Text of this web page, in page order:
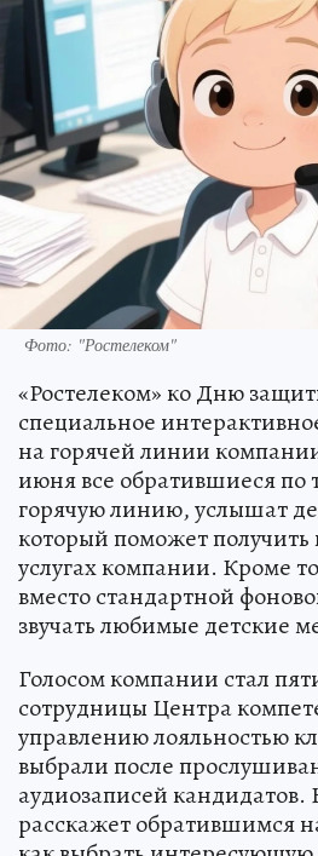
Фото: "Ростелеком"
«Ростелеком» ко Дню
специальное
на горячей линии
июня все обратившиеся по
горячую линию, услышат
который поможет
услугах компании. Кроме
вместо стандартной
звучать любимые детские
Голосом компании стал
сотрудницы Центра
управлению лояльностью
выбрали после
аудиозаписей
расскажет обратившимся